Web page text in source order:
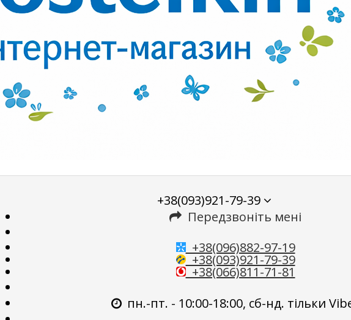
+38(093)921-79-39
Передзвоніть мені
+38(096)882-97-19
+38(093)921-79-39
+38(066)811-71-81
пн.-пт. - 10:00-18:00, сб-нд. тільки